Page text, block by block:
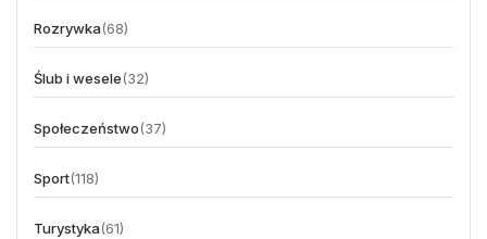
Rozrywka(68)
Ślub i wesele(32)
Społeczeństwo(37)
Sport(118)
Turystyka(61)